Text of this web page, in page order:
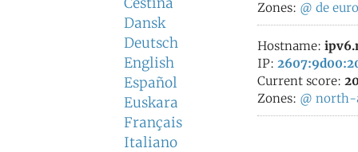
Dansk
Deutsch
English
Español
Euskara
Français
Italiano
Zones: @ de
Hostname:
IP:
Current score:
Zones: @ north-